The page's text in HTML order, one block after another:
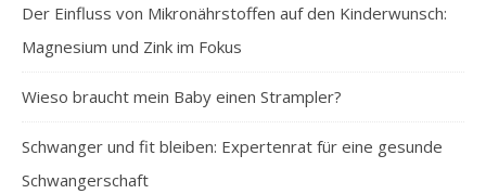
Der Einfluss von Mikronährstoffen auf den Kinderwunsch:
Magnesium und Zink im Fokus
Wieso braucht mein Baby einen Strampler?
Schwanger und fit bleiben: Expertenrat für eine gesunde
Schwangerschaft